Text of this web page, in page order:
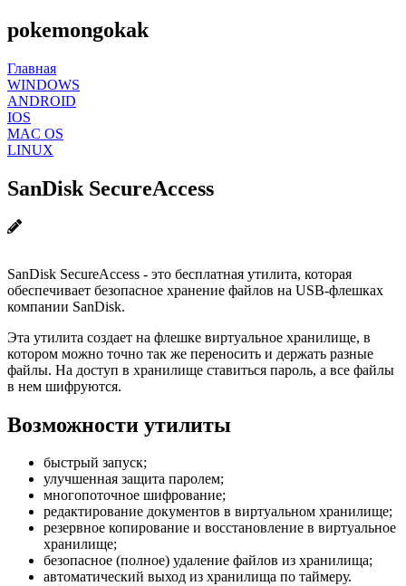
pokemongokak
Главная
WINDOWS
ANDROID
IOS
MAC OS
LINUX
SanDisk SecureAccess
SanDisk SecureAccess - это бесплатная утилита, которая
обеспечивает безопасное хранение файлов на USB-флешках
компании SanDisk.
Эта утилита создает на флешке виртуальное хранилище, в
котором можно точно так же переносить и держать разные
файлы. На доступ в хранилище ставиться пароль, а все файлы
в нем шифруются.
Возможности утилиты
быстрый запуск;
улучшенная защита паролем;
многопоточное шифрование;
редактирование документов в виртуальном хранилище;
резервное копирование и восстановление в виртуальное
хранилище;
безопасное (полное) удаление файлов из хранилища;
автоматический выход из хранилища по таймеру.